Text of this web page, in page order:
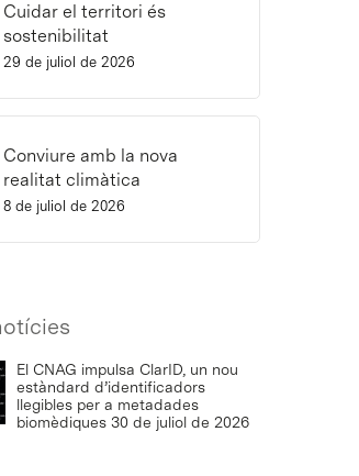
Cuidar el territori és
sostenibilitat
29 de juliol de 2026
Conviure amb la nova
realitat climàtica
8 de juliol de 2026
El CNAG impulsa ClarID, un nou
estàndard d’identificadors
llegibles per a metadades
biomèdiques 30 de juliol de 2026